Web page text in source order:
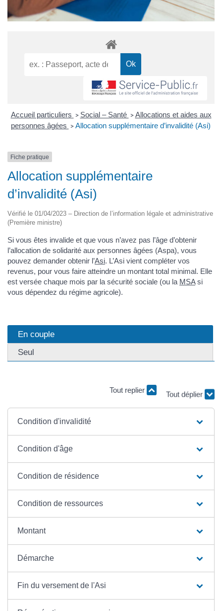
Accueil particuliers > Social – Santé > Allocations et aides aux
personnes âgées > Allocation supplémentaire d’invalidité (Asi)
Fiche pratique
Allocation supplémentaire
d’invalidité (Asi)
Vérifié le 01/04/2023 – Direction de l’information légale et administrative
(Première ministre)
Si vous êtes invalide et que vous n’avez pas l’âge d’obtenir
l’allocation de solidarité aux personnes âgées (Aspa), vous
pouvez demander obtenir l’Asi. L’Asi vient compléter vos
revenus, pour vous faire atteindre un montant total minimal. Elle
est versée chaque mois par la sécurité sociale (ou la MSAsi
vous dépendez du régime agricole).
En couple
Seul
Tout replier
Tout déplier
Condition d'invalidité
Condition d'âge
Condition de résidence
Condition de ressources
Montant
Démarche
Fin du versement de l'Asi